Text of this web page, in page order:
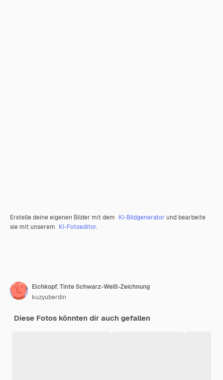
Erstelle deine eigenen Bilder mit dem KI-Bildgenerator und bearbeite
sie mit unserem KI-Fotoeditor.
Elchkopf. Tinte Schwarz-Weiß-Zeichnung
kuzyuberdin
Diese Fotos könnten dir auch gefallen